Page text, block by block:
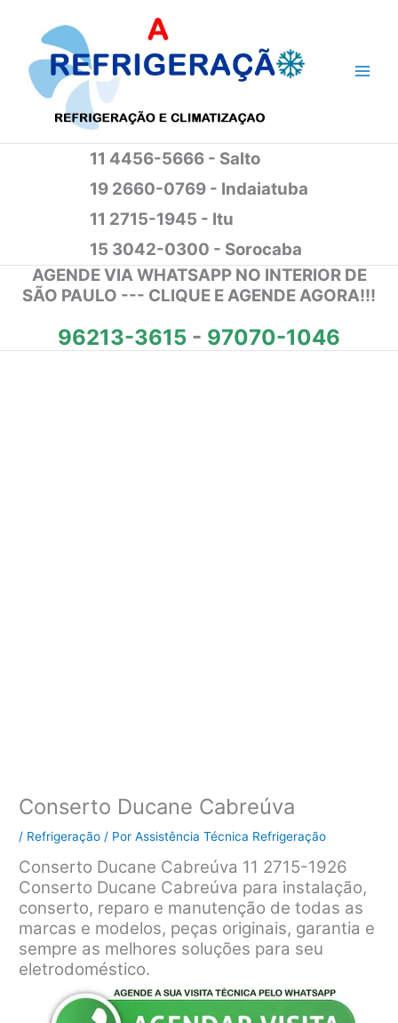
conteúdo
11 4456-5666 - Salto
19 2660-0769 - Indaiatuba
11 2715-1945 - Itu
15 3042-0300 - Sorocaba
AGENDE VIA WHATSAPP NO INTERIOR DE
SÃO PAULO --- CLIQUE E AGENDE AGORA!!!
96213-3615 - 97070-1046
Conserto Ducane Cabreúva
/ Refrigeração / PorAssistência Técnica Refrigeração
Conserto Ducane Cabreúva 11 2715-1926
Conserto Ducane Cabreúva para instalação,
conserto, reparo e manutenção de todas as
marcas e modelos, peças originais, garantia e
sempre as melhores soluções para seu
eletrodoméstico.